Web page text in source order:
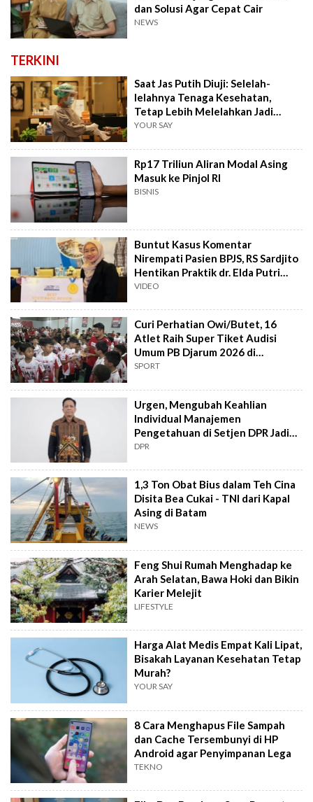
dan Solusi Agar Cepat Cair
NEWS
TERKINI
Saat Jas Putih Diuji: Selelah-
lelahnya Tenaga Kesehatan,
Tetap Lebih Melelahkan Jadi
Pasien
YOUR SAY
Rp17 Triliun Aliran Modal Asing
Masuk ke Pinjol RI
BISNIS
Buntut Kasus Komentar
Nirempati Pasien BPJS, RS Sardjito
Hentikan Praktik dr. Elda Putri
Rahard
VIDEO
Curi Perhatian Owi/Butet, 16
Atlet Raih Super Tiket Audisi
Umum PB Djarum 2026 di
Makassar
SPORT
Urgen, Mengubah Keahlian
Individual Manajemen
Pengetahuan di Setjen DPR Jadi
Kekuatan Institusional
DPR
1,3 Ton Obat Bius dalam Teh Cina
Disita Bea Cukai - TNI dari Kapal
Asing di Batam
NEWS
Feng Shui Rumah Menghadap ke
Arah Selatan, Bawa Hoki dan Bikin
Karier Melejit
LIFESTYLE
Harga Alat Medis Empat Kali Lipat,
Bisakah Layanan Kesehatan Tetap
Murah?
YOUR SAY
8 Cara Menghapus File Sampah
dan Cache Tersembunyi di HP
Android agar Penyimpanan Lega
TEKNO